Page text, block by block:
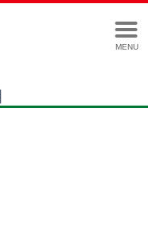
MENU